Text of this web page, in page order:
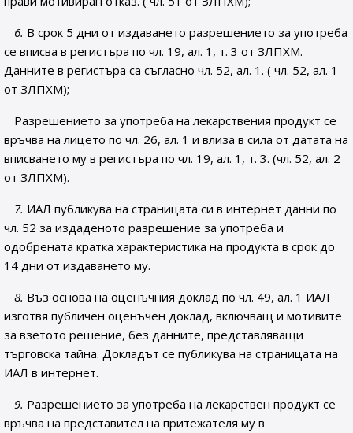
6. В срок 5 дни от издаването разрешението за употреба
се вписва в регистъра по чл. 19, ал. 1, т. 3 от ЗЛПХМ.
Данните в регистъра са съгласно чл. 52, ал. 1. ( чл. 52, ал. 1
от ЗЛПХМ);
Разрешението за употреба на лекарствения продукт се
връчва на лицето по чл. 26, ал. 1 и влиза в сила от датата на
вписването му в регистъра по чл. 19, ал. 1, т. 3. (чл. 52, ал. 2
от ЗЛПХМ).
7. ИАЛ публикува на страницата си в интернет данни по
чл. 52 за издаденото разрешение за употреба и
одобрената кратка характеристика на продукта в срок до
14 дни от издаването му.
8. Въз основа на оценъчния доклад по чл. 49, ал. 1 ИАЛ
изготвя публичен оценъчен доклад, включващ и мотивите
за взетото решение, без данните, представляващи
търговска тайна. Докладът се публикува на страницата на
ИАЛ в интернет.
9. Разрешението за употреба на лекарствен продукт се
връчва на представител на притежателя му в